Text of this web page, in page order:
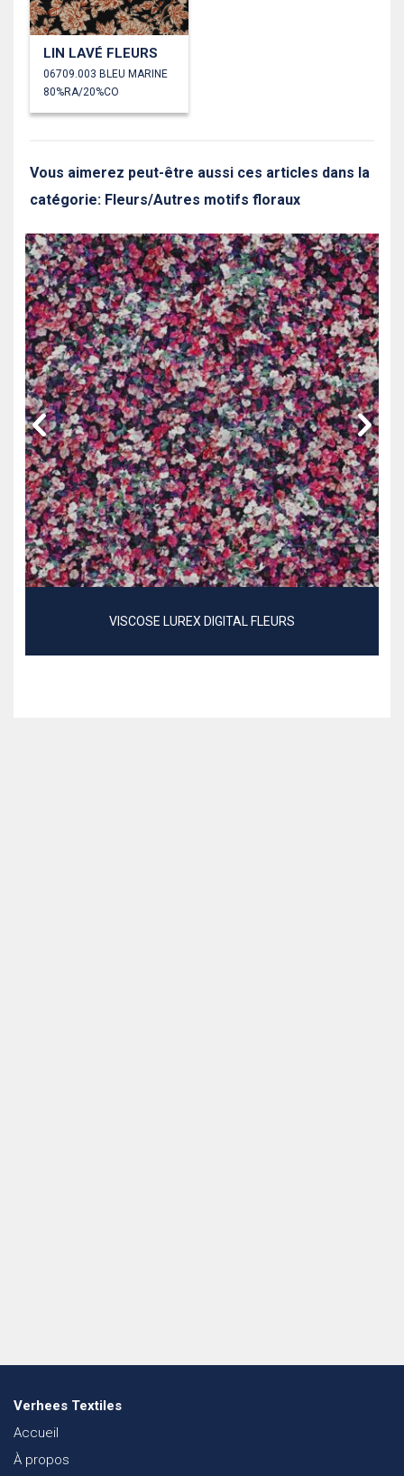
LIN LAVÉ FLEURS
06709.003 BLEU MARINE
80%RA/20%CO
Vous aimerez peut-être aussi ces articles dans la
catégorie: Fleurs/Autres motifs floraux
VISCOSE LUREX DIGITAL FLEURS
Verhees Textiles
Accueil
À propos